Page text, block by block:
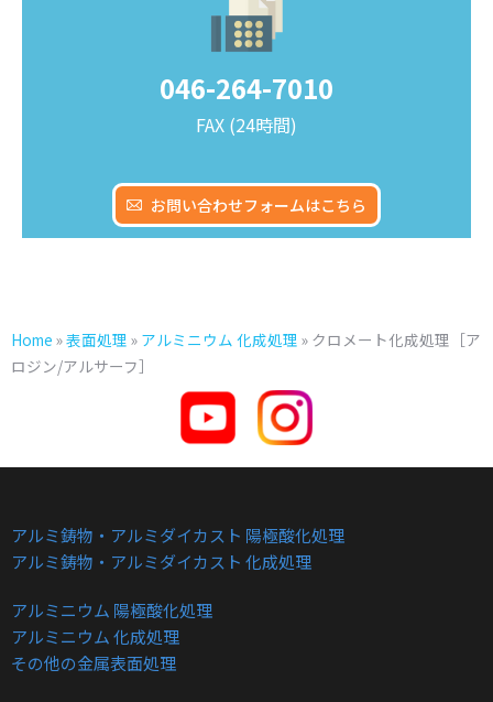
046-264-7010
FAX (24時間)
お問い合わせフォームはこちら
Home »表面処理 » アルミニウム 化成処理 » クロメート化成処理［ア
ロジン/アルサーフ］
アルミ鋳物・アルミダイカスト 陽極酸化処理
アルミ鋳物・アルミダイカスト 化成処理
アルミニウム 陽極酸化処理
アルミニウム 化成処理
その他の金属表面処理